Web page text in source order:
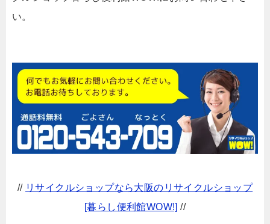
い。
// リサイクルショップなら大阪のリサイクルショップ
[暮らし便利館WOW!] //